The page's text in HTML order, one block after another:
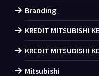
Branding
KREDIT MITSUBISHI
KREDIT MITSUBISHI
Mitsubishi